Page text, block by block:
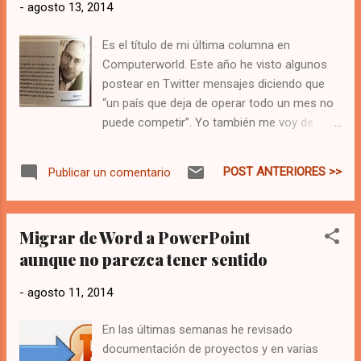
terroristas islamistas, y grabado en vídeo. ver la noticia…
África y en el Medio Oriente, se están esclavizando niños y
niñas, y los últimos en sumarse esta semana nuevamente
el...
- agosto 13, 2014
Es el título de mi última columna en
Computerworld. Este año he visto algunos
postear en Twitter mensajes diciendo que
“un país que deja de operar todo un mes no
puede competir”. Yo también me voy de
llamé al Hotel Ritz para reservar una sala
para un evento en octubre y me dijeron que
actividad ya que desde julio no se hace nada
y 3 meses sin hacer es mucho. No recuerdo
escriba un mes de vacaciones y se añada
realidad, cualquier conversación que tienes
en junio es de vacaciones, nadie se
Publicar un comentario POST ANTERIORES >>
Migrar de Word a PowerPoint
aunque no parezca tener sentido
- agosto 11, 2014
En las últimas semanas he revisado
documentación de proyectos y en varias